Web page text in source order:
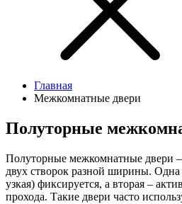
Главная
Межкомнатные двери
Полуторные
Полуторные межкомнатные двери –
двух створок разной ширины. Одна
узкая) фиксируется, а вторая –
прохода. Такие двери часто